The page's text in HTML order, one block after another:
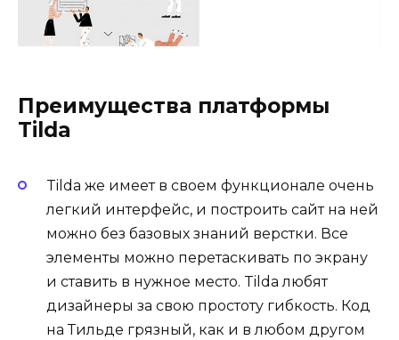
Преимущества платформы
Tilda
Tilda же имеет в своем функционале очень
легкий интерфейс, и построить сайт на ней
можно без базовых знаний верстки. Все
элементы можно перетаскивать по экрану
и ставить в нужное место. Tilda любят
дизайнеры за свою простоту гибкость. Код
на Тильде грязный, как и в любом другом